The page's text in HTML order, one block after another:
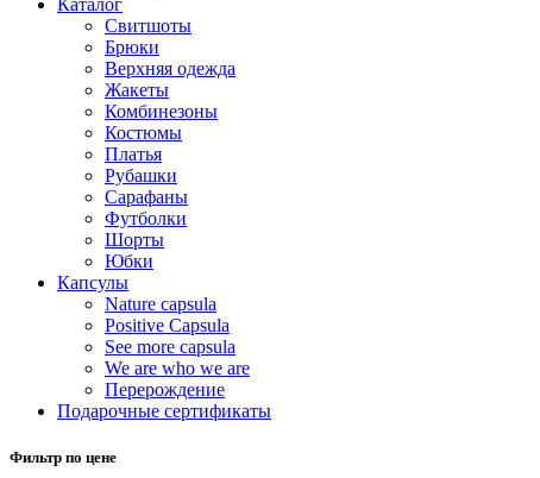
Cвитшоты
Брюки
Верхняя одежда
Жакеты
Комбинезоны
Костюмы
Платья
Рубашки
Сарафаны
Футболки
Шорты
Юбки
Капсулы
Nature capsula
Positive Capsula
See more capsula
We are who we are
Перерождение
Подарочные сертификаты
Фильтр по цене